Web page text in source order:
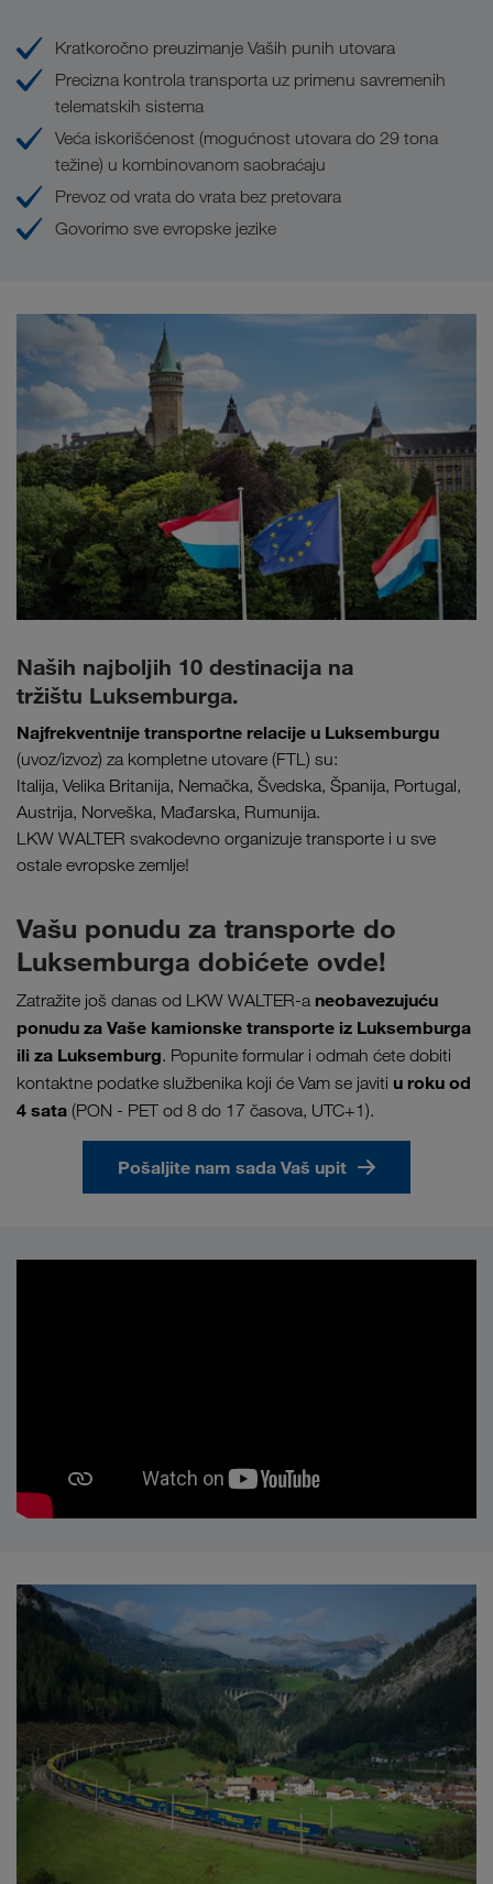
Kratkoročno preuzimanje Vaših punih utovara
Precizna kontrola transporta uz primenu savremenih
telematskih sistema
Veća iskorišćenost (mogućnost utovara do 29 tona
težine) u kombinovanom saobraćaju
Prevoz od vrata do vrata bez pretovara
Govorimo sve evropske jezike
Naših najboljih 10 destinacija na
tržištu Luksemburga.
Najfrekventnije transportne relacije u Luksemburgu
(uvoz/izvoz) za kompletne utovare (FTL) su:
Italija, Velika Britanija, Nemačka, Švedska, Španija, Portugal,
Austrija, Norveška, Mađarska, Rumunija.
LKW WALTER svakodevno organizuje transporte i u sve
ostale evropske zemlje!
Vašu ponudu za transporte do
Luksemburga dobićete ovde!
Zatražite još danas od LKW WALTER-a neobavezujuću
ponudu za Vaše kamionske transporte iz Luksemburga
ili za Luksemburg. Popunite formular i odmah ćete dobiti
kontaktne podatke službenika koji će Vam se javiti u roku od
4 sata (PON - PET od 8 do 17 časova, UTC+1).
Pošaljite nam sada Vaš upit